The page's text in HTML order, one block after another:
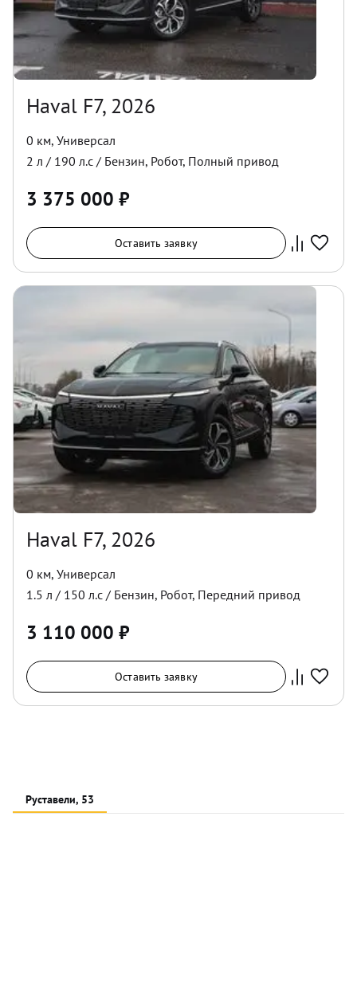
Haval F7, 2026
0 км, Универсал
2 л / 190 л.с / Бензин, Робот, Полный привод
3 375 000 ₽
Оставить заявку
Haval F7, 2026
0 км, Универсал
1.5 л / 150 л.с / Бензин, Робот, Передний привод
3 110 000 ₽
Оставить заявку
Руставели, 53